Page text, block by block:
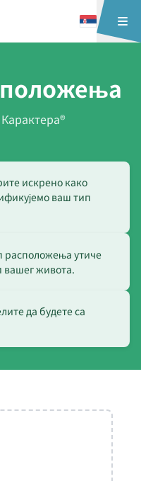
искрено како
ваш тип
расположења утиче
вашег живота.
да будете са